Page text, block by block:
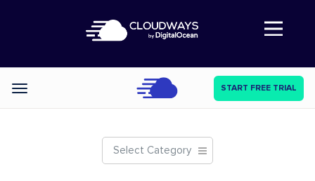
Abre a navegação
Categories START FREE TRIAL
Select Category